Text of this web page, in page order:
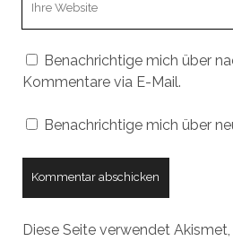
Benachrichtige mich über
Kommentare via E-Mail.
Benachrichtige mich über
Diese Seite verwendet